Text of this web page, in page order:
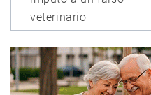
veterinario